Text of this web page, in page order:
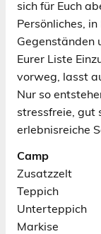
sich für Euch
Persönliches,
Gegenständen
Eurer Liste
vorweg, lasst
Nur so
stressfreie, gut
erlebnisreiche
Camp
Zusatzzelt
Teppich
Unterteppich
Markise